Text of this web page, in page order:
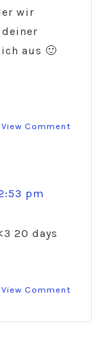
wir
aus 🙂
View Comment
pm
20 days
View Comment